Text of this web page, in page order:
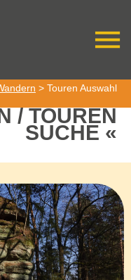
> Touren Auswahl
/ TOUREN
SUCHE